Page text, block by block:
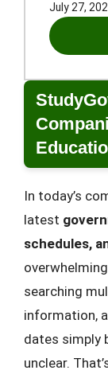
July 27,
In today’s
latest
schedules,
searching
information,
dates simply
unclear.